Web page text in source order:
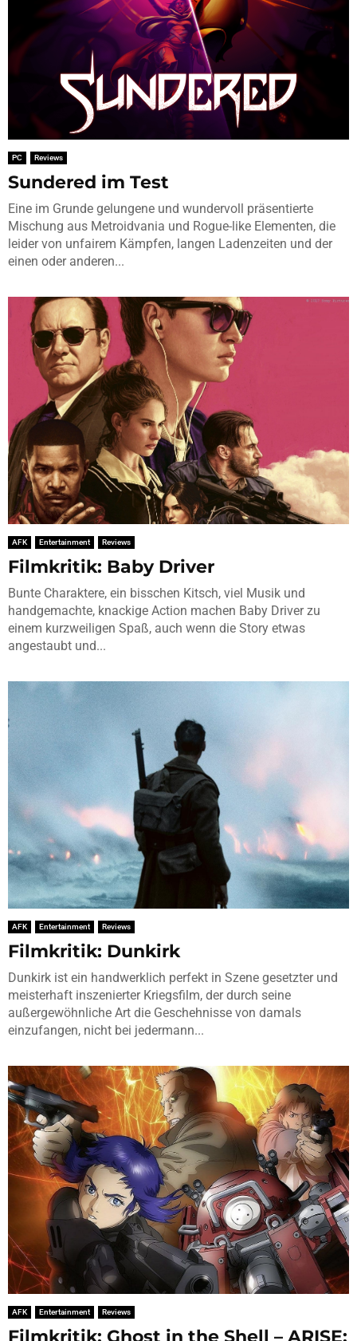
PC Reviews
Sundered im Test
Eine im Grunde gelungene und wundervoll präsentierte
Mischung aus Metroidvania und Rogue-like Elementen, die
leider von unfairem Kämpfen, langen Ladenzeiten und der
einen oder anderen...
AFK Entertainment Reviews
Filmkritik: Baby Driver
Bunte Charaktere, ein bisschen Kitsch, viel Musik und
handgemachte, knackige Action machen Baby Driver zu
einem kurzweiligen Spaß, auch wenn die Story etwas
angestaubt und...
AFK Entertainment Reviews
Filmkritik: Dunkirk
Dunkirk ist ein handwerklich perfekt in Szene gesetzter und
meisterhaft inszenierter Kriegsfilm, der durch seine
außergewöhnliche Art die Geschehnisse von damals
einzufangen, nicht bei jedermann...
AFK Entertainment Reviews
Filmkritik: Ghost in the Shell – ARISE: